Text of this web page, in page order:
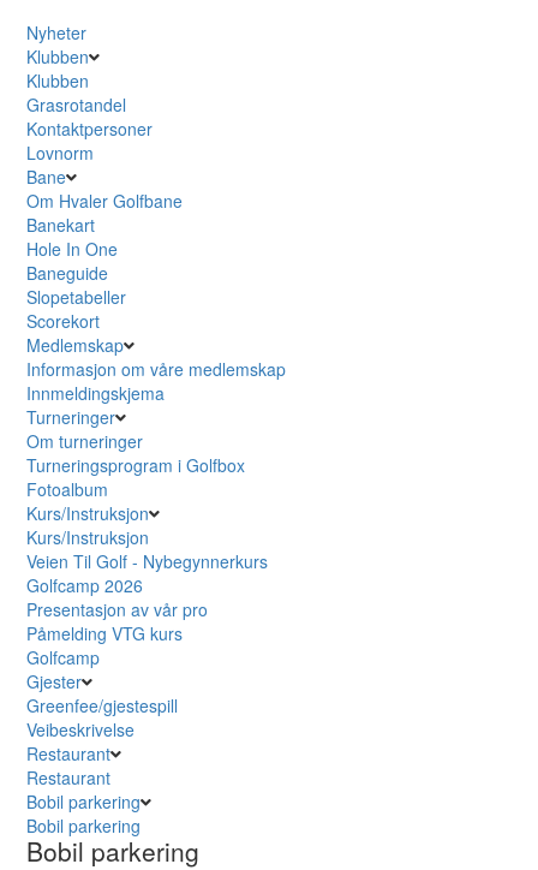
Nyheter
Klubben
Klubben
Grasrotandel
Kontaktpersoner
Lovnorm
Bane
Om Hvaler Golfbane
Banekart
Hole In One
Baneguide
Slopetabeller
Scorekort
Medlemskap
Informasjon om våre medlemskap
Innmeldingskjema
Turneringer
Om turneringer
Turneringsprogram i Golfbox
Fotoalbum
Kurs/Instruksjon
Kurs/Instruksjon
Veien Til Golf - Nybegynnerkurs
Golfcamp 2026
Presentasjon av vår pro
Påmelding VTG kurs
Golfcamp
Gjester
Greenfee/gjestespill
Veibeskrivelse
Restaurant
Restaurant
Bobil parkering
Bobil parkering
Bobil parkering